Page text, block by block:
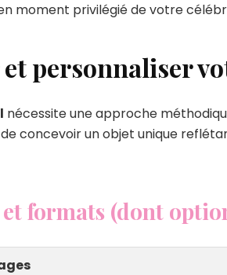
moment privilégié de votre
personnaliser
nécessite une approche
concevoir un objet unique
formats (dont